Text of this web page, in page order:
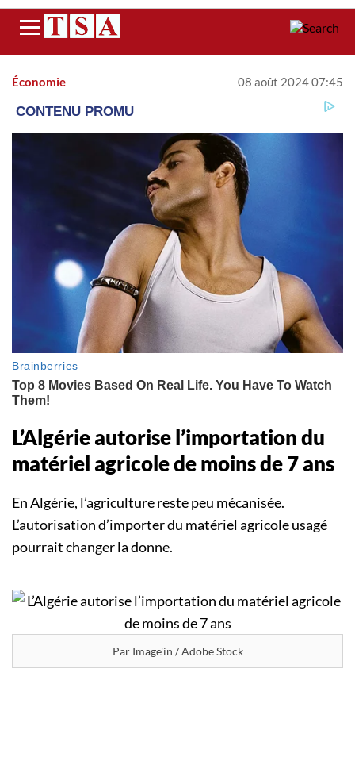
Menu
Économie 08 août 2024 07:45
L’Algérie autorise l’importation du
matériel agricole de moins de 7 ans
En Algérie, l’agriculture reste peu mécanisée.
L’autorisation d’importer du matériel agricole usagé
pourrait changer la donne.
Par Image'in / Adobe Stock